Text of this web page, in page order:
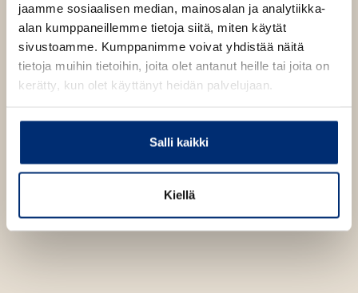
jaamme sosiaalisen median, mainosalan ja analytiikka-
alan kumppaneillemme tietoja siitä, miten käytät
sivustoamme. Kumppanimme voivat yhdistää näitä
tietoja muihin tietoihin, joita olet antanut heille tai joita on
kerätty, kun olet käyttänyt heidän palvelujaan.
Salli kaikki
Kiellä
Kati Närhi